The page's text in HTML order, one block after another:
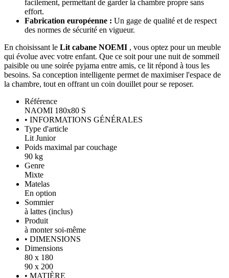
facilement, permettant de garder la chambre propre sans
effort.
Fabrication européenne : Un gage de qualité et de respect
des normes de sécurité en vigueur.
En choisissant le Lit cabane NOEMI , vous optez pour un meuble
qui évolue avec votre enfant. Que ce soit pour une nuit de sommeil
paisible ou une soirée pyjama entre amis, ce lit répond à tous les
besoins. Sa conception intelligente permet de maximiser l'espace de
la chambre, tout en offrant un coin douillet pour se reposer.
Référence
NAOMI 180x80 S
• INFORMATIONS GÉNÉRALES
Type d'article
Lit Junior
Poids maximal par couchage
90 kg
Genre
Mixte
Matelas
En option
Sommier
à lattes (inclus)
Produit
à monter soi-même
• DIMENSIONS
Dimensions
80 x 180
90 x 200
• MATIÈRE